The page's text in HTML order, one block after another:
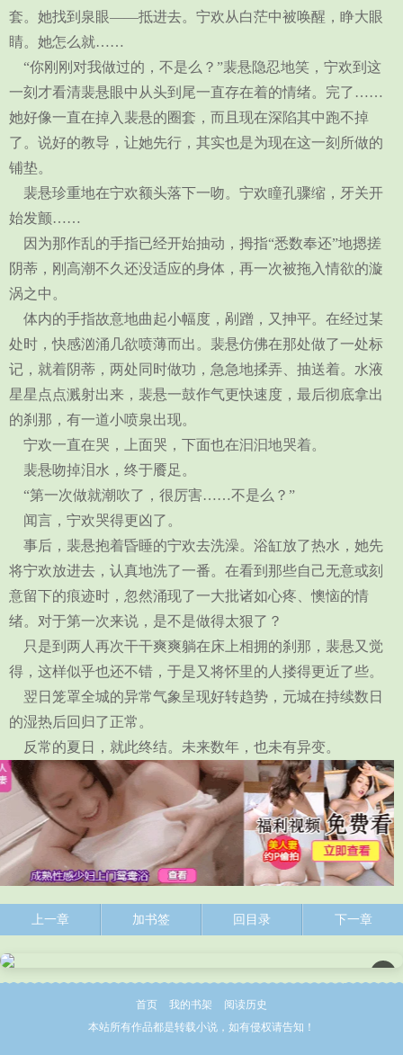
套。她找到泉眼——抵进去。宁欢从白茫中被唤醒，睁大眼
睛。她怎么就……
“你刚刚对我做过的，不是么？”裴悬隐忍地笑，宁欢到这
一刻才看清裴悬眼中从头到尾一直存在着的情绪。完了……
她好像一直在掉入裴悬的圈套，而且现在深陷其中跑不掉
了。说好的教导，让她先行，其实也是为现在这一刻所做的
铺垫。
裴悬珍重地在宁欢额头落下一吻。宁欢瞳孔骤缩，牙关开
始发颤……
因为那作乱的手指已经开始抽动，拇指“悉数奉还”地摁搓
阴蒂，刚高潮不久还没适应的身体，再一次被拖入情欲的漩
涡之中。
体内的手指故意地曲起小幅度，剐蹭，又抻平。在经过某
处时，快感汹涌几欲喷薄而出。裴悬仿佛在那处做了一处标
记，就着阴蒂，两处同时做功，急急地揉弄、抽送着。水液
星星点点溅射出来，裴悬一鼓作气更快速度，最后彻底拿出
的刹那，有一道小喷泉出现。
宁欢一直在哭，上面哭，下面也在汩汩地哭着。
裴悬吻掉泪水，终于餍足。
“第一次做就潮吹了，很厉害……不是么？”
闻言，宁欢哭得更凶了。
事后，裴悬抱着昏睡的宁欢去洗澡。浴缸放了热水，她先
将宁欢放进去，认真地洗了一番。在看到那些自己无意或刻
意留下的痕迹时，忽然涌现了一大批诸如心疼、懊恼的情
绪。对于第一次来说，是不是做得太狠了？
只是到两人再次干干爽爽躺在床上相拥的刹那，裴悬又觉
得，这样似乎也还不错，于是又将怀里的人搂得更近了些。
翌日笼罩全城的异常气象呈现好转趋势，元城在持续数日
的湿热后回归了正常。
反常的夏日，就此终结。未来数年，也未有异变。
上一章 加书签 回目录 下一章
×
首页 我的书架
阅读历史
本站所有作品都是转载小说，如有侵权请告知！